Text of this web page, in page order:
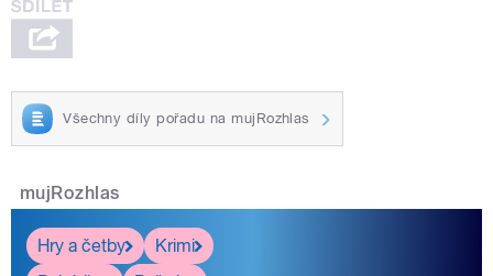
Všechny díly pořadu na mujRozhlas
mujRozhlas
Hry a četby
Krimi